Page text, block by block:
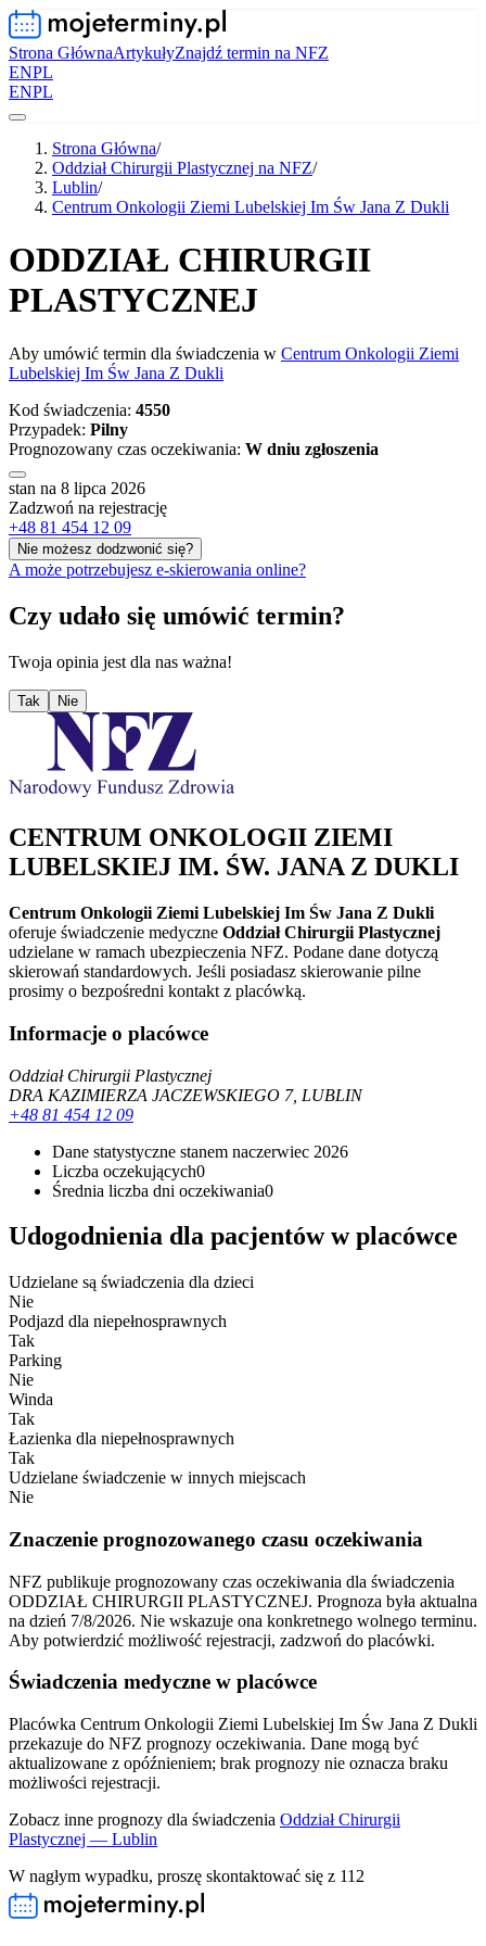
Strona GłównaArtykułyZnajdź termin na NFZ
ENPL
ENPL
Strona Główna/
Oddział Chirurgii Plastycznej na NFZ/
Lublin/
Centrum Onkologii Ziemi Lubelskiej Im Św Jana Z Dukli
ODDZIAŁ CHIRURGII
PLASTYCZNEJ
Aby umówić termin dla świadczenia w Centrum Onkologii Ziemi
Lubelskiej Im Św Jana Z Dukli
Kod świadczenia: 4550
Przypadek: Pilny
Prognozowany czas oczekiwania: W dniu zgłoszenia
stan na 8 lipca 2026
Zadzwoń na rejestrację
+48 81 454 12 09
Nie możesz dodzwonić się?
A może potrzebujesz e-skierowania online?
Czy udało się umówić termin?
Twoja opinia jest dla nas ważna!
Tak Nie
CENTRUM ONKOLOGII ZIEMI
LUBELSKIEJ IM. ŚW. JANA Z DUKLI
Centrum Onkologii Ziemi Lubelskiej Im Św Jana Z Dukli
oferuje świadczenie medyczne Oddział Chirurgii Plastycznej
udzielane w ramach ubezpieczenia NFZ. Podane dane dotyczą
skierowań standardowych. Jeśli posiadasz skierowanie pilne
prosimy o bezpośredni kontakt z placówką.
Informacje o placówce
Oddział Chirurgii Plastycznej
DRA KAZIMIERZA JACZEWSKIEGO 7, LUBLIN
+48 81 454 12 09
Dane statystyczne stanem naczerwiec 2026
Liczba oczekujących0
Średnia liczba dni oczekiwania0
Udogodnienia dla pacjentów w placówce
Udzielane są świadczenia dla dzieci
Nie
Podjazd dla niepełnosprawnych
Tak
Parking
Nie
Winda
Tak
Łazienka dla niepełnosprawnych
Tak
Udzielane świadczenie w innych miejscach
Nie
Znaczenie prognozowanego czasu oczekiwania
NFZ publikuje prognozowany czas oczekiwania dla świadczenia
ODDZIAŁ CHIRURGII PLASTYCZNEJ. Prognoza była aktualna
na dzień 7/8/2026. Nie wskazuje ona konkretnego wolnego terminu.
Aby potwierdzić możliwość rejestracji, zadzwoń do placówki.
Świadczenia medyczne w placówce
Placówka Centrum Onkologii Ziemi Lubelskiej Im Św Jana Z Dukli
przekazuje do NFZ prognozy oczekiwania. Dane mogą być
aktualizowane z opóźnieniem; brak prognozy nie oznacza braku
możliwości rejestracji.
Zobacz inne prognozy dla świadczenia Oddział Chirurgii
Plastycznej — Lublin
W nagłym wypadku, proszę skontaktować się z 112